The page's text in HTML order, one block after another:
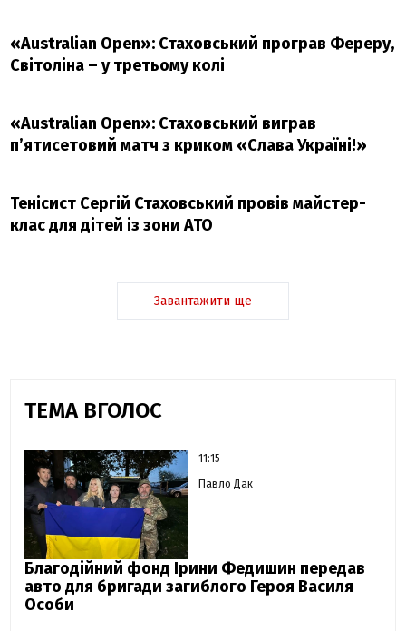
«Australian Open»: Стаховський програв Фереру,
Світоліна – у третьому колі
«Australian Open»: Стаховський виграв
п’ятисетовий матч з криком «Слава Україні!»
Тенісист Сергій Стаховський провів майстер-
клас для дітей із зони АТО
Завантажити ще
ТЕМА ВГОЛОС
11:15
Павло Дак
Благодійний фонд Ірини Федишин передав
авто для бригади загиблого Героя Василя
Особи